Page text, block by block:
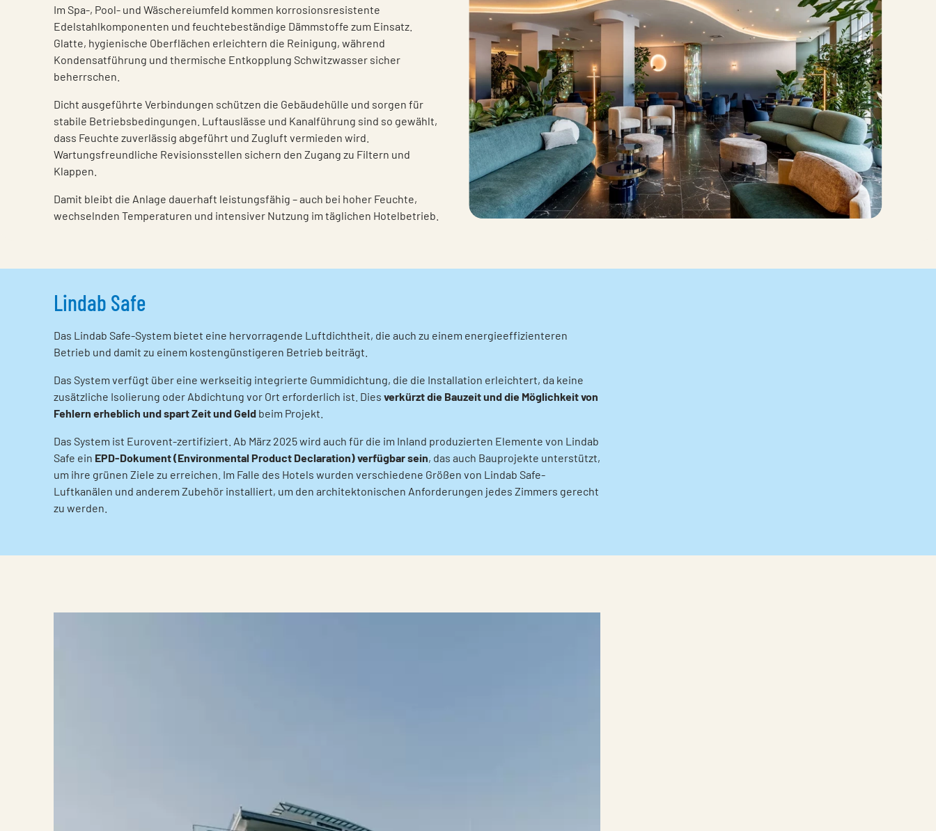
Im Spa-, Pool- und Wäschereiumfeld kommen korrosionsresistente
Edelstahlkomponenten und feuchtebeständige Dämmstoffe zum Einsatz.
Glatte, hygienische Oberflächen erleichtern die Reinigung, während
Kondensatführung und thermische Entkopplung Schwitzwasser sicher
beherrschen.
Dicht ausgeführte Verbindungen schützen die Gebäudehülle und sorgen für
stabile Betriebsbedingungen. Luftauslässe und Kanalführung sind so gewählt,
dass Feuchte zuverlässig abgeführt und Zugluft vermieden wird.
Wartungsfreundliche Revisionsstellen sichern den Zugang zu Filtern und
Klappen.
Damit bleibt die Anlage dauerhaft leistungsfähig – auch bei hoher Feuchte,
wechselnden Temperaturen und intensiver Nutzung im täglichen Hotelbetrieb.
Lindab Safe
Das Lindab Safe-System bietet eine hervorragende Luftdichtheit, die auch zu einem energieeffizienteren
Betrieb und damit zu einem kostengünstigeren Betrieb beiträgt.
Das System verfügt über eine werkseitig integrierte Gummidichtung, die die Installation erleichtert, da keine
zusätzliche Isolierung oder Abdichtung vor Ort erforderlich ist. Dies verkürzt die Bauzeit und die Möglichkeit von
Fehlern erheblich und spart Zeit und Geld beim Projekt.
Das System ist Eurovent-zertifiziert. Ab März 2025 wird auch für die im Inland produzierten Elemente von Lindab
Safe ein EPD-Dokument (Environmental Product Declaration) verfügbar sein, das auch Bauprojekte unterstützt,
um ihre grünen Ziele zu erreichen. Im Falle des Hotels wurden verschiedene Größen von Lindab Safe-
Luftkanälen und anderem Zubehör installiert, um den architektonischen Anforderungen jedes Zimmers gerecht
zu werden.